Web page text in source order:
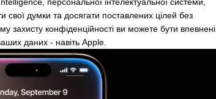
думки та досягати поставлених цілей без
захисту конфіденційності ви можете бути впевнені,
даних - навіть Apple.